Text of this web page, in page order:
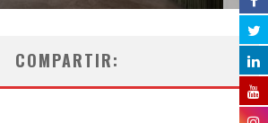
COMPARTIR: